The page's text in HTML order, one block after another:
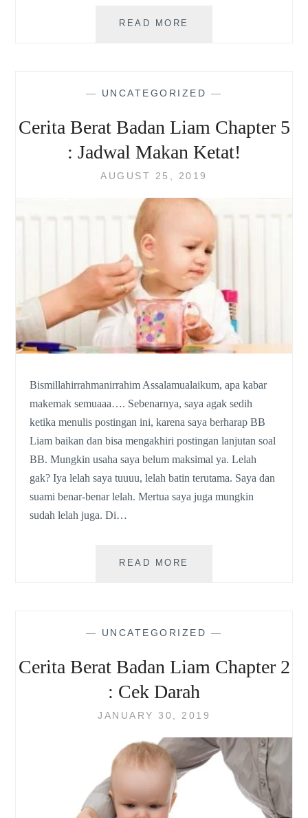
READ MORE
PERKIRAAN
— UNCATEGORIZED —
Cerita Berat Badan Liam Chapter 5
: Jadwal Makan Ketat!
AUGUST 25, 2019
Bismillahirrahmanirrahim Assalamualaikum, apa kabar
makemak semuaaa…. Sebenarnya, saya agak sedih
ketika menulis postingan ini, karena saya berharap BB
Liam baikan dan bisa mengakhiri postingan lanjutan soal
BB. Mungkin usaha saya belum maksimal ya. Lelah
gak? Iya lelah saya tuuuu, lelah batin terutama. Saya dan
suami benar-benar lelah. Mertua saya juga mungkin
sudah lelah juga. Di…
READ MORE
5
JADWAL
MAKAN
KETAT!
— UNCATEGORIZED —
Cerita Berat Badan Liam Chapter 2
: Cek Darah
JANUARY 30, 2019